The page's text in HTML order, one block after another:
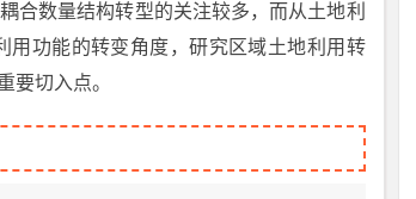
合数量结构转型的关注较多，而从土地利
用功能的转变角度，研究区域土地利用转
要切入点。